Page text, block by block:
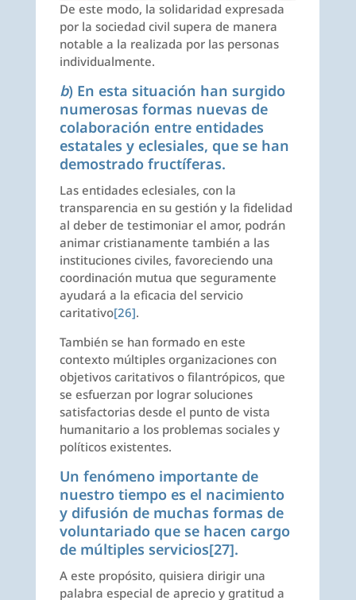
De este modo, la solidaridad expresada
por la sociedad civil supera de manera
notable a la realizada por las personas
individualmente.
b) En esta situación han surgido
numerosas formas nuevas de
colaboración entre entidades
estatales y eclesiales, que se han
demostrado fructíferas.
Las entidades eclesiales, con la
transparencia en su gestión y la fidelidad
al deber de testimoniar el amor, podrán
animar cristianamente también a las
instituciones civiles, favoreciendo una
coordinación mutua que seguramente
ayudará a la eficacia del servicio
caritativo[26].
También se han formado en este
contexto múltiples organizaciones con
objetivos caritativos o filantrópicos, que
se esfuerzan por lograr soluciones
satisfactorias desde el punto de vista
humanitario a los problemas sociales y
políticos existentes.
Un fenómeno importante de
nuestro tiempo es el nacimiento
y difusión de muchas formas de
voluntariado que se hacen cargo
de múltiples servicios[27].
A este propósito, quisiera dirigir una
palabra especial de aprecio y gratitud a